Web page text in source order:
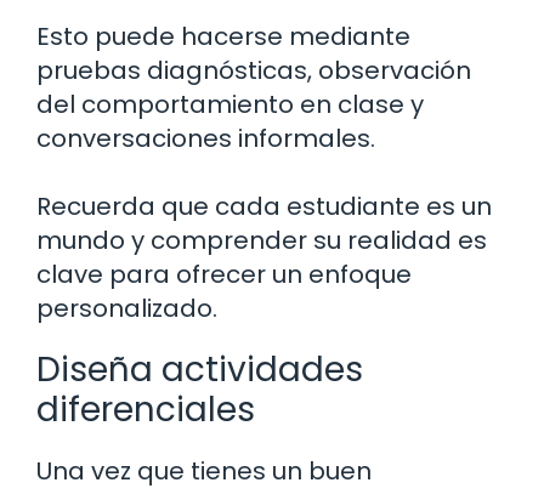
Esto puede hacerse mediante
pruebas diagnósticas, observación
del comportamiento en clase y
conversaciones informales.
Recuerda que cada estudiante es un
mundo y comprender su realidad es
clave para ofrecer un enfoque
personalizado.
Diseña actividades
diferenciales
Una vez que tienes un buen